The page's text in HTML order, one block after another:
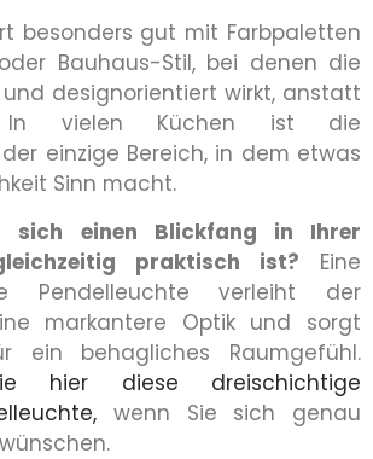
besonders gut mit Farbpaletten
Bauhaus-Stil, bei denen die
und designorientiert wirkt, anstatt
In vielen Küchen ist die
einzige Bereich, in dem etwas
Sinn macht.
sich einen Blickfang in Ihrer
praktisch ist? Eine
Pendelleuchte verleiht der
markantere Optik und sorgt
ein behagliches Raumgefühl.
hier diese dreischichtige
wenn Sie sich genau